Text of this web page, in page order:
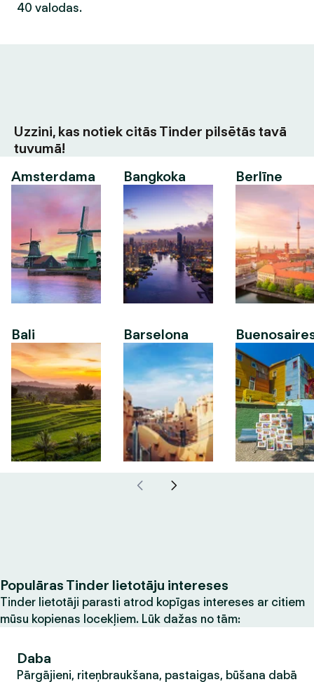
40 valodas.
Uzzini, kas notiek citās Tinder pilsētās tavā
tuvumā!
Amsterdama
Bali
Bangkoka
Barselona
Berlīne
Populāras Tinder lietotāju intereses
Tinder lietotāji parasti atrod kopīgas intereses ar citiem
mūsu kopienas locekļiem. Lūk dažas no tām:
Daba
Pārgājieni, riteņbraukšana, pastaigas, būšana dabā